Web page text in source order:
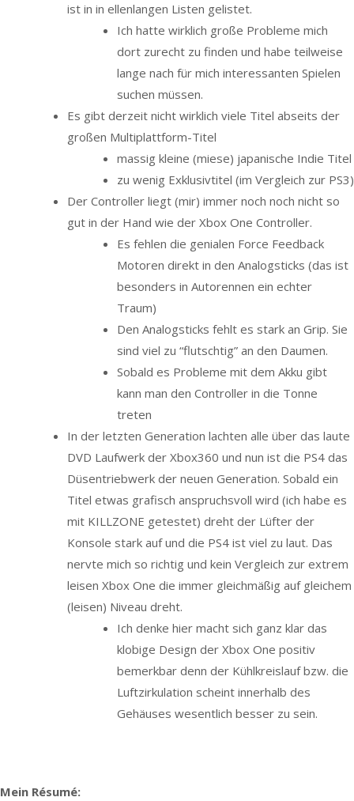
ist in in ellenlangen Listen gelistet.
Ich hatte wirklich große Probleme mich
dort zurecht zu finden und habe teilweise
lange nach für mich interessanten Spielen
suchen müssen.
Es gibt derzeit nicht wirklich viele Titel abseits der
großen Multiplattform-Titel
massig kleine (miese) japanische Indie Titel
zu wenig Exklusivtitel (im Vergleich zur PS3)
Der Controller liegt (mir) immer noch noch nicht so
gut in der Hand wie der Xbox One Controller.
Es fehlen die genialen Force Feedback
Motoren direkt in den Analogsticks (das ist
besonders in Autorennen ein echter
Traum)
Den Analogsticks fehlt es stark an Grip. Sie
sind viel zu “flutschtig” an den Daumen.
Sobald es Probleme mit dem Akku gibt
kann man den Controller in die Tonne
treten
In der letzten Generation lachten alle über das laute
DVD Laufwerk der Xbox360 und nun ist die PS4 das
Düsentriebwerk der neuen Generation. Sobald ein
Titel etwas grafisch anspruchsvoll wird (ich habe es
mit KILLZONE getestet) dreht der Lüfter der
Konsole stark auf und die PS4 ist viel zu laut. Das
nervte mich so richtig und kein Vergleich zur extrem
leisen Xbox One die immer gleichmäßig auf gleichem
(leisen) Niveau dreht.
Ich denke hier macht sich ganz klar das
klobige Design der Xbox One positiv
bemerkbar denn der Kühlkreislauf bzw. die
Luftzirkulation scheint innerhalb des
Gehäuses wesentlich besser zu sein.
Mein Résumé: